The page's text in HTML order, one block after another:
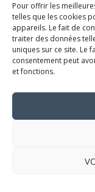
Pour offrir les
telles que les cookies
appareils. Le fait de
traiter des données
uniques sur ce site. Le
consentement peut
et fonctions.